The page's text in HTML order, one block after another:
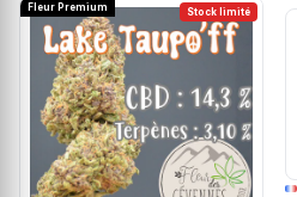
Stock limité
Fleur Premium